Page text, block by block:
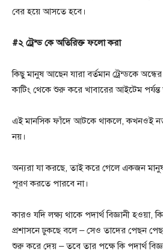
বের হয়ে আসতে হবে।
#২ ট্রেন্ড কে অতিরিক্ত ফলো করা
কিছু মানুষ আছেন যারা বর্তমান ট্রেন্ডকে
কাটিং থেকে শুরু করে খাবারের আইটেম
এই মানসিক ফাঁদে আটকে থাকলে, কখনওই
নয়।
অন্যরা যা করছে, তাই করে গেলে একজন
পূরণ করতে পারবে না।
কারও যদি লক্ষ্য থাকে পদার্থ বিজ্ঞানী হওয়া,
প্রশাসনে ঢুকছে বলে – সেও তাদের পেছন
শুরু করে দেয় – তবে তার পক্ষে কি পদার্থ